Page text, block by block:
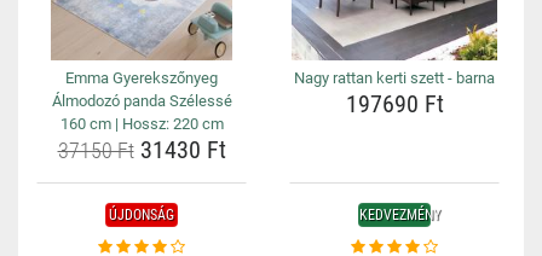
Emma Gyerekszőnyeg
Álmodozó panda Szélessé
160 cm | Hossz: 220 cm
37150 Ft31430 Ft
Nagy rattan kerti szett - barna
197690 Ft
ÚJDONSÁG KEDVEZMÉNY